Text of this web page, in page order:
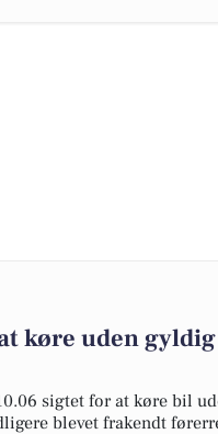
køre uden
sigtet for at køre bil
blevet frakendt